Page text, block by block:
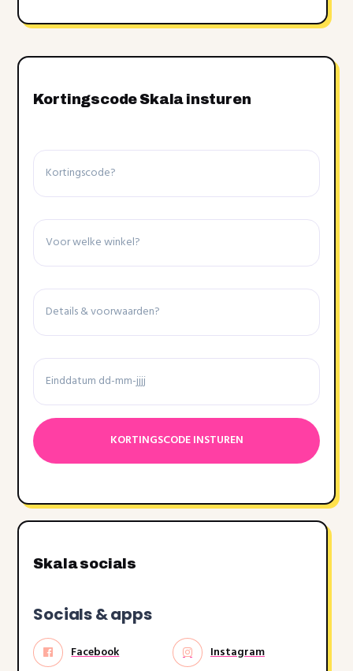
Kortingscode Skala insturen
Kortingscode
Winkel
Details
voorwaarden
Einddatum
dash
MM
dash
Skala socials
Socials & apps
Facebook Instagram